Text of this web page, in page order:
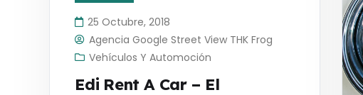
25 Octubre, 2018
Agencia Google Street View THK Frog
Vehículos Y Automoción
Edi Rent A Car – El